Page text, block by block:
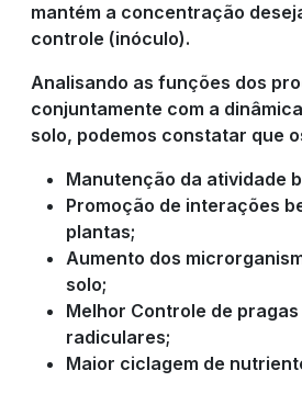
mantém a concentração
controle (inóculo).
Analisando as funções dos
conjuntamente com a
solo, podemos constatar que
Manutenção da atividade
Promoção de interações
plantas;
Aumento dos
solo;
Melhor Controle de
radiculares;
Maior ciclagem de